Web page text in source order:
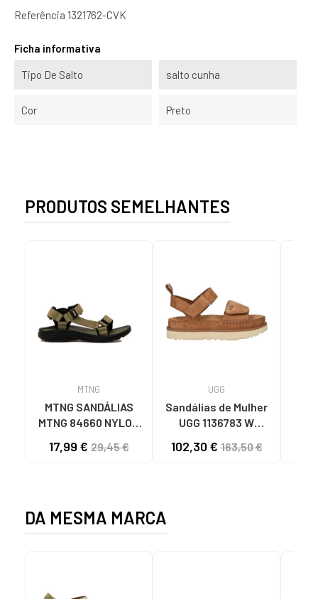
Referência 1321762-CVK
Ficha informativa
Tipo De Salto salto cunha
Cor Preto
PRODUTOS SEMELHANTES
MTNG
MTNG SANDÁLIAS
MTNG 84660 NYLON
C59785 - - NYLON
17,99 €29,45 €
UGG
Sandálias de Mulher
UGG 1136783 W
CHESTNUT
102,30 €163,50 €
DA MESMA MARCA